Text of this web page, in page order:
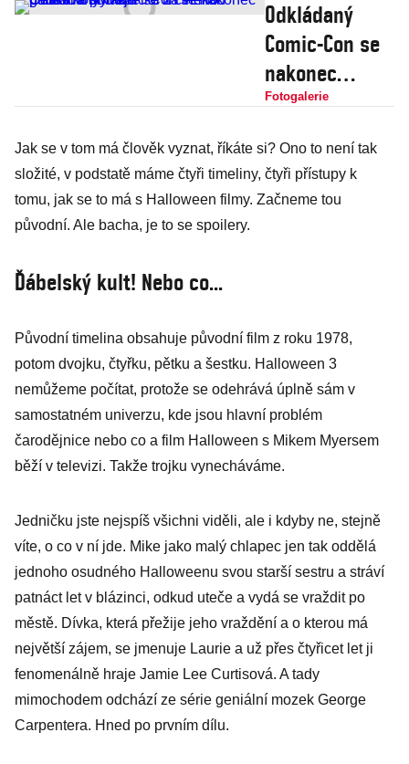
Odkládaný
Comic-Con se
nakonec
podařil a
celého Česka.
Podívejte se
Fotogalerie
Jak se v tom má člověk vyznat, říkáte si? Ono to není tak
složité, v podstatě máme čtyři timeliny, čtyři přístupy k
tomu, jak se to má s Halloween filmy. Začneme tou
původní. Ale bacha, je to se spoilery.
Ďábelský kult! Nebo co...
Původní timelina obsahuje původní film z roku 1978,
potom dvojku, čtyřku, pětku a šestku. Halloween 3
nemůžeme počítat, protože se odehrává úplně sám v
samostatném univerzu, kde jsou hlavní problém
čarodějnice nebo co a film Halloween s Mikem Myersem
běží v televizi. Takže trojku vynecháváme.
Jedničku jste nejspíš všichni viděli, ale i kdyby ne, stejně
víte, o co v ní jde. Mike jako malý chlapec jen tak oddělá
jednoho osudného Halloweenu svou starší sestru a stráví
patnáct let v blázinci, odkud uteče a vydá se vraždit po
městě. Dívka, která přežije jeho vraždění a o kterou má
největší zájem, se jmenuje Laurie a už přes čtyřicet let ji
fenomenálně hraje Jamie Lee Curtisová. A tady
mimochodem odchází ze série geniální mozek George
Carpentera. Hned po prvním dílu.